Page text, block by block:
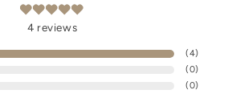
4 reviews
(4)
(0)
(0)